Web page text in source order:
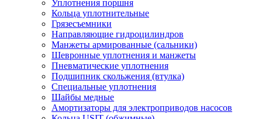
Уплотнения поршня
Кольца уплотнительные
Грязесъемники
Направляющие гидроцилиндров
Манжеты армированные (сальники)
Шевронные уплотнения и манжеты
Пневматические уплотнения
Подшипник скольжения (втулка)
Специальные уплотнения
Шайбы медные
Амортизаторы для электроприводов насосов